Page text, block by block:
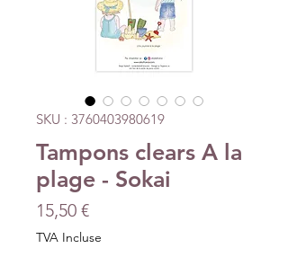
SKU : 3760403980619
Tampons clears A la
plage - Sokai
15,50 €Prix
TVA Incluse